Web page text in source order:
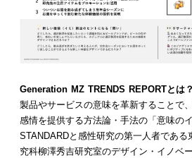
Generation MZ TRENDS REPORTとは？
製品やサービスの意味を革新することで
感情を提供する方法論・手法の「意味の
STANDARDと感性研究の第一人者であ
究科柳澤秀吉研究室のデザイン・イノベ